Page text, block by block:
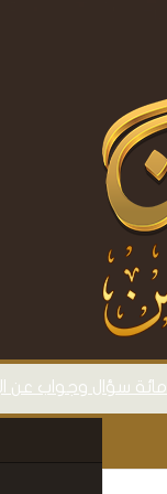
مائة سؤال وجواب عن